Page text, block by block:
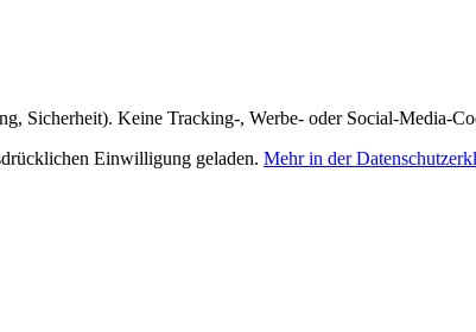
Sicherheit). Keine Tracking-, Werbe- oder Social-Media-
Einwilligung geladen. Mehr in der